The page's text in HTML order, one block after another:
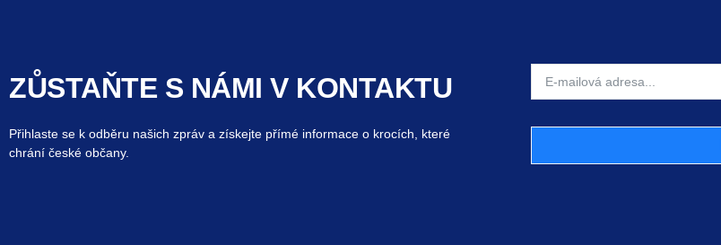
ZŮSTAŇTE S NÁMI V KONTAKTU
Přihlaste se k odběru našich zpráv a získejte přímé informace o krocích, které
chrání české občany.